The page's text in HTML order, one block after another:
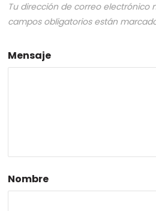
Tu dirección de correo electrónico
campos obligatorios están
Mensaje
Nombre